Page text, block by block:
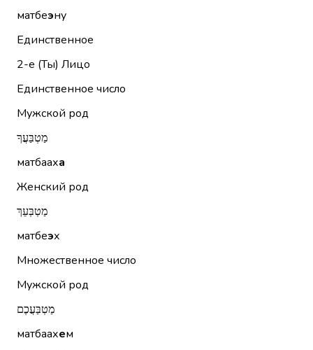
матбеэну
Единственное
2-е (Ты) Лицо
Единственное число
Мужской род
מַטְבַּעֲךָ
матбааха
Женский род
מַטְבְּעֵךְ
матбеэх
Множественное число
Мужской род
מַטְבַּעֲכֶם
матбаахем